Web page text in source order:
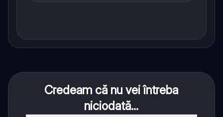
Credeam că nu vei întreba
niciodată...